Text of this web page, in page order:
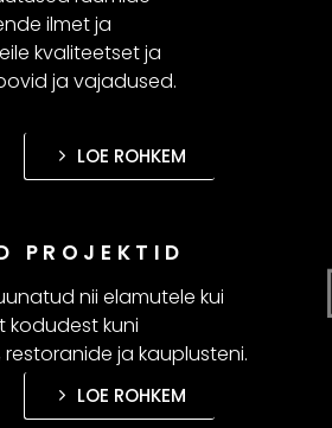
ilmet ja
kvaliteetset ja
ja vajadused.
LOE ROHKEM
PROJEKTID
nii elamutele kui
kodudest kuni
ja kauplusteni.
LOE ROHKEM